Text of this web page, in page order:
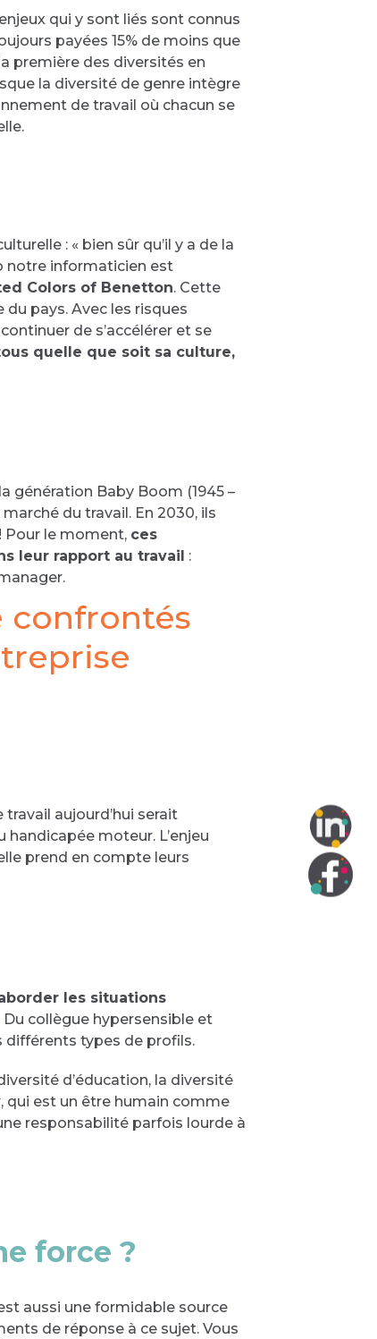
qui y sont liés sont connus
payées 15% de moins que
première des diversités en
la diversité de genre intègre
de travail où chacun se
: « bien sûr qu’il y a de la
notre informaticien est
Colors of Benetton. Cette
pays. Avec les risques
de s’accélérer et se
quelle que soit sa culture,
génération Baby Boom (1945 –
du travail. En 2030, ils
Pour le moment, ces
leur rapport au travail :
confrontés
travail aujourd’hui serait
moteur. L’enjeu
prend en compte leurs
les situations
collègue hypersensible et
différents types de profils.
d’éducation, la diversité
qui est un être humain comme
responsabilité parfois lourde à
force ?
aussi une formidable source
de réponse à ce sujet. Vous